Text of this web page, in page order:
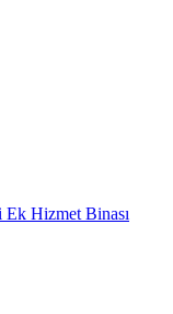
Hizmet Binası